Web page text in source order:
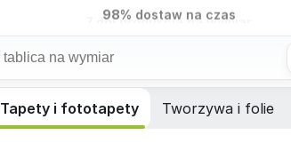
7 dniprodukcja na wymiar
Tapety i fototapety Tworzywa i folie